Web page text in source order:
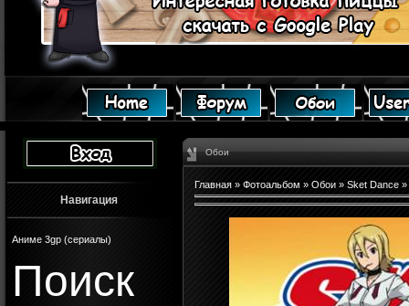
Навигация
Аниме 3gp (сериалы)
Поиск
Обои
Главная » Фотоальбом » Обои » Sket Dance »